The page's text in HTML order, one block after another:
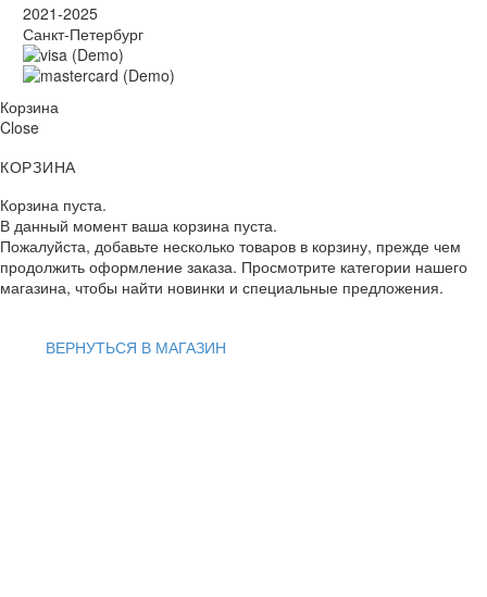
2021-2025
Санкт-Петербург
Корзина
Close
КОРЗИНА
Корзина пуста.
В данный момент ваша корзина пуста.
Пожалуйста, добавьте несколько товаров в корзину, прежде чем
продолжить оформление заказа. Просмотрите категории нашего
магазина, чтобы найти новинки и специальные предложения.
ВЕРНУТЬСЯ В МАГАЗИН